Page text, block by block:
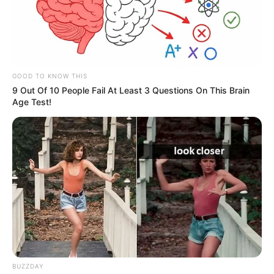
“Luego de varias reuniones dedirectivos administrativos
GOOD TO KNOW THIS
9 Out Of 10 People Fail At Least 3 Questions On This Brain
Age Test!
BUZZDAY